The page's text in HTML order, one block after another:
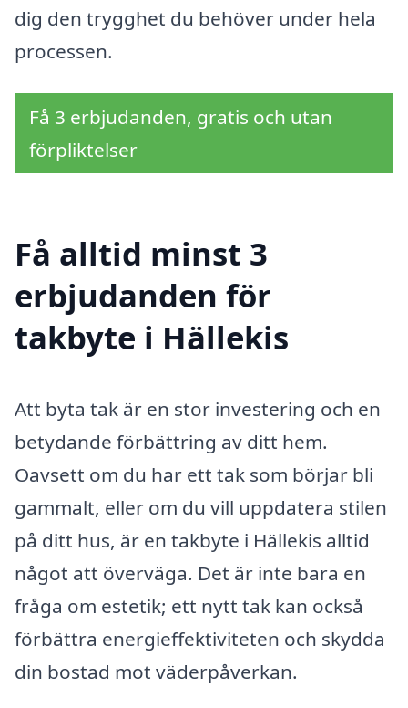
dig den trygghet du behöver under hela
processen.
Få 3 erbjudanden, gratis och utan
förpliktelser
Få alltid minst 3
erbjudanden för
takbyte i Hällekis
Att byta tak är en stor investering och en
betydande förbättring av ditt hem.
Oavsett om du har ett tak som börjar bli
gammalt, eller om du vill uppdatera stilen
på ditt hus, är en takbyte i Hällekis alltid
något att överväga. Det är inte bara en
fråga om estetik; ett nytt tak kan också
förbättra energieffektiviteten och skydda
din bostad mot väderpåverkan.